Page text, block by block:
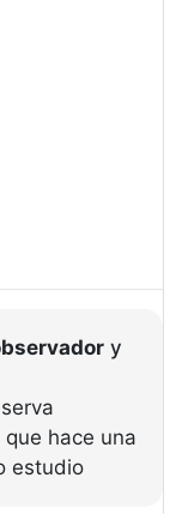
y
que hace una
estudio